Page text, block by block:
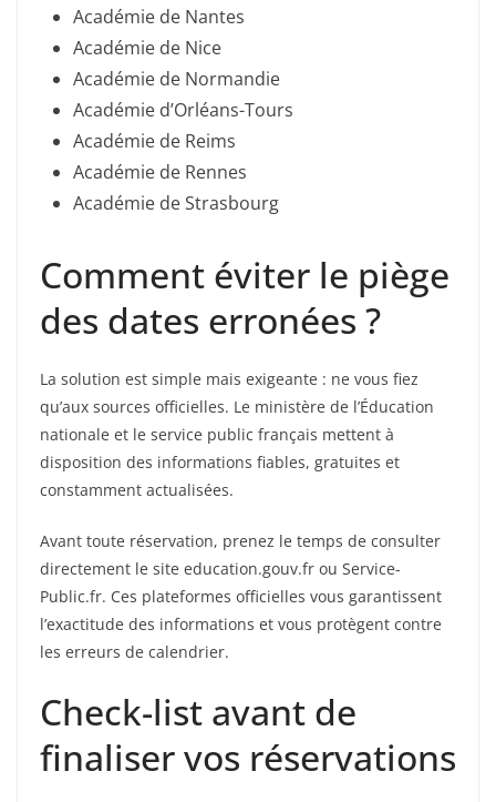
Académie de Nantes
Académie de Nice
Académie de Normandie
Académie d’Orléans-Tours
Académie de Reims
Académie de Rennes
Académie de Strasbourg
Comment éviter le piège
des dates erronées ?
La solution est simple mais exigeante : ne vous fiez
qu’aux sources officielles. Le ministère de l’Éducation
nationale et le service public français mettent à
disposition des informations fiables, gratuites et
constamment actualisées.
Avant toute réservation, prenez le temps de consulter
directement le site education.gouv.fr ou Service-
Public.fr. Ces plateformes officielles vous garantissent
l’exactitude des informations et vous protègent contre
les erreurs de calendrier.
Check-list avant de
finaliser vos réservations